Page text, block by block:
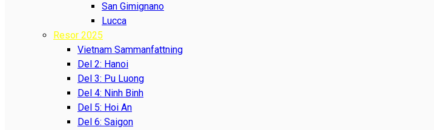
San Gimignano
Lucca
Resor 2025
Vietnam Sammanfattning
Del 2: Hanoi
Del 3: Pu Luong
Del 4: Ninh Binh
Del 5: Hoi An
Del 6: Saigon